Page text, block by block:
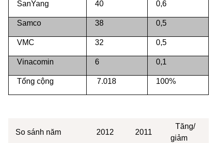
SanYang 40 0,6
Samco 38 0,5
VMC 32 0,5
Vinacomin 6 0,1
Tổng cộng 7.018 100%
So sánh năm 2012 2011
Tăng/
giảm